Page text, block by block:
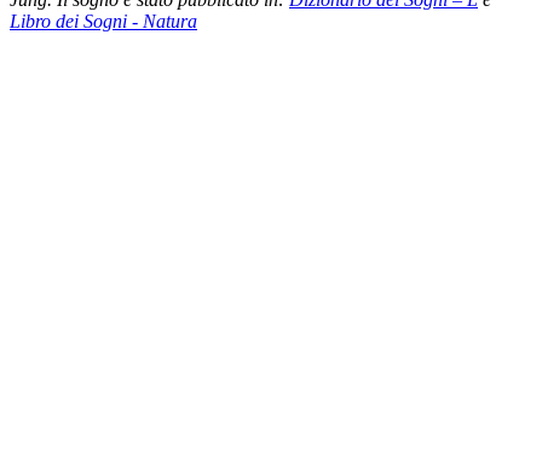
Libro dei Sogni - Natura